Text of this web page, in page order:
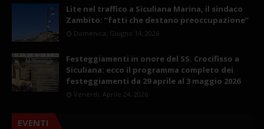
Lite nel traffico a Siculiana Marina, il sindaco
Zambito: “fatti che destano preoccupazione”
Domenica, Giugno 14, 2026
Festeggiamenti in onore del SS. Crocifisso a
Siculiana: ecco il programma completo dei
festeggiamenti da 29 aprile al 3 maggio 2026
Venerdì, Aprile 24, 2026
EVENTI